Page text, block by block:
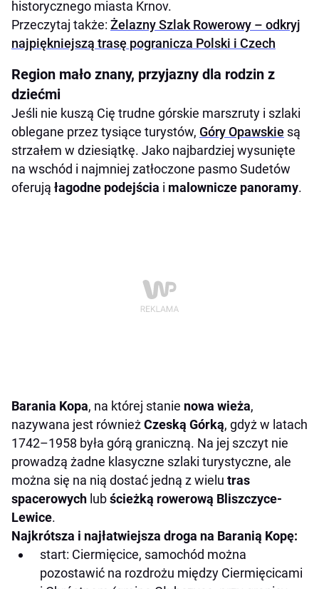
historycznego miasta Krnov.
Przeczytaj także: Żelazny Szlak Rowerowy – odkryj
najpiękniejszą trasę pogranicza Polski i Czech
Region mało znany, przyjazny dla rodzin z
dziećmi
Jeśli nie kuszą Cię trudne górskie marszruty i szlaki
oblegane przez tysiące turystów, Góry Opawskie są
strzałem w dziesiątkę. Jako najbardziej wysunięte
na wschód i najmniej zatłoczone pasmo Sudetów
oferują łagodne podejścia i malownicze panoramy.
Barania Kopa, na której stanie nowa wieża,
nazywana jest równieżCzeską Górką, gdyż w latach
1742–1958 była górą graniczną. Na jej szczyt nie
prowadzą żadne klasyczne szlaki turystyczne, ale
można się na nią dostać jedną z wielu tras
spacerowych lubścieżką rowerową Bliszczyce-
Lewice.
Najkrótsza i najłatwiejsza droga na Baranią Kopę:
start: Ciermięcice, samochód można
pozostawić na rozdrożu między Ciermięcicami